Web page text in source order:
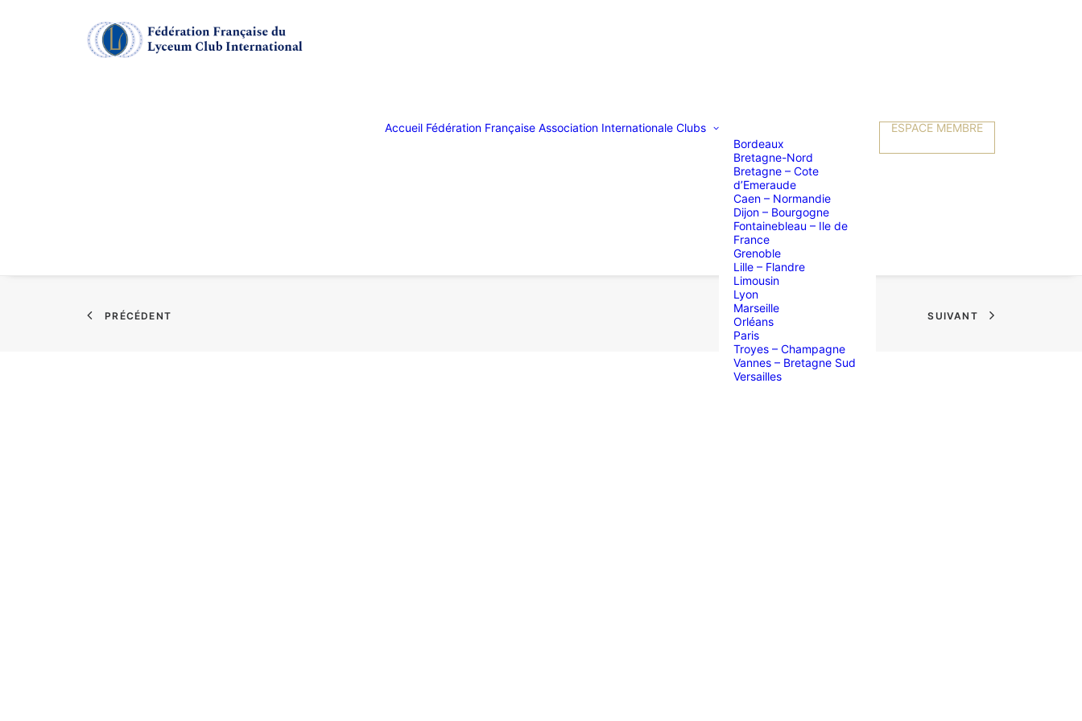
Accueil Fédération Française Association Internationale Clubs
Bordeaux
Bretagne-Nord
Bretagne – Cote
d’Emeraude
Caen – Normandie
Dijon – Bourgogne
Fontainebleau – Ile de
France
Grenoble
Lille – Flandre
Limousin
Lyon
Marseille
Orléans
Paris
Troyes – Champagne
Vannes – Bretagne Sud
Versailles
ESPACE MEMBRE
PRÉCÉDENT SUIVANT